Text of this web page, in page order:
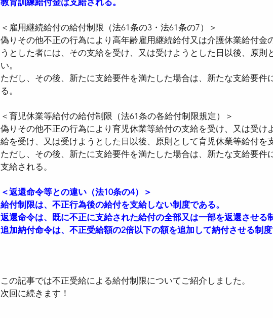
＜雇用継続給付の給付制限（法61条の3・法61条の7）＞
偽りその他不正の行為により高年齢雇用継続給付又は介護休業給付金
うとした者には、その支給を受け、又は受けようとした日以後、原則
い。
ただし、その後、新たに支給要件を満たした場合は、新たな支給要件
る。
＜育児休業等給付の給付制限（法61条の各給付制限規定）＞
偽りその他不正の行為により育児休業等給付の支給を受け、又は受け
給を受け、又は受けようとした日以後、原則として育児休業等給付を
ただし、その後、新たに支給要件を満たした場合は、新たな支給要件
支給される。
＜返還命令等との違い（法10条の4）＞
給付制限は、不正行為後の給付を支給しない制度である。
返還命令は、既に不正に支給された給付の全部又は一部を返還させる
追加納付命令は、不正受給額の2倍以下の額を追加して納付させる制度
この記事では不正受給による給付制限についてご紹介しました。
次回に続きます！